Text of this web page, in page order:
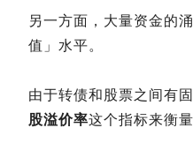
另一方面，大量资金的
值」水平。
由于转债和股票之间有
股溢价率这个指标来衡